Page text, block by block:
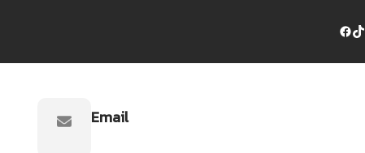
Facebook TikTok
Email